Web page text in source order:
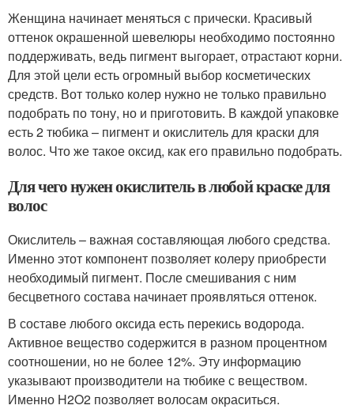
Женщина начинает меняться с прически. Красивый
оттенок окрашенной шевелюры необходимо постоянно
поддерживать, ведь пигмент выгорает, отрастают корни.
Для этой цели есть огромный выбор косметических
средств. Вот только колер нужно не только правильно
подобрать по тону, но и приготовить. В каждой упаковке
есть 2 тюбика – пигмент и окислитель для краски для
волос. Что же такое оксид, как его правильно подобрать.
Для чего нужен окислитель в любой краске для
волос
Окислитель – важная составляющая любого средства.
Именно этот компонент позволяет колеру приобрести
необходимый пигмент. После смешивания с ним
бесцветного состава начинает проявляться оттенок.
В составе любого оксида есть перекись водорода.
Активное вещество содержится в разном процентном
соотношении, но не более 12%. Эту информацию
указывают производители на тюбике с веществом.
Именно H2O2 позволяет волосам окраситься.